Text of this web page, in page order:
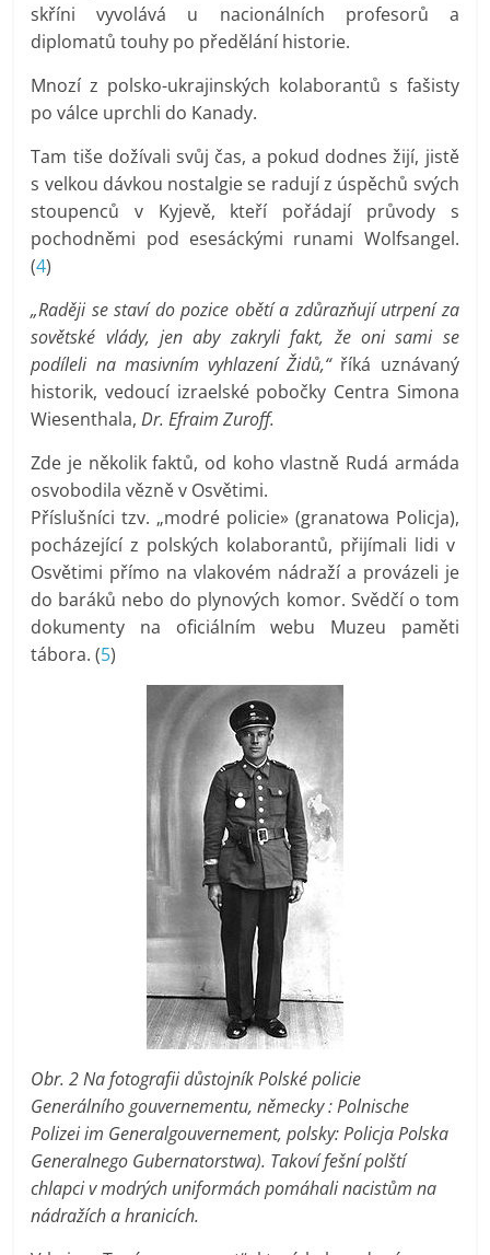
skříni vyvolává u nacionálních profesorů a
diplomatů touhy po předělání historie.
Mnozí z polsko-ukrajinských kolaborantů s fašisty
po válce uprchli do Kanady.
Tam tiše dožívali svůj čas, a pokud dodnes žijí, jistě
s velkou dávkou nostalgie se radují z úspěchů svých
stoupenců v Kyjevě, kteří pořádají průvody s
pochodněmi pod esesáckými runami Wolfsangel.
(4)
„Raději se staví do pozice obětí a zdůrazňují utrpení za
sovětské vlády, jen aby zakryli fakt, že oni sami se
podíleli na masivním vyhlazení Židů,“říká uznávaný
historik, vedoucí izraelské pobočky Centra Simona
Wiesenthala,Dr. Efraim Zuroff.
Zde je několik faktů, od koho vlastně Rudá armáda
osvobodila vězně v Osvětimi.
Příslušníci tzv. „modré policie» (granatowa Policja),
pocházející z polských kolaborantů, přijímali lidi v
Osvětimi přímo na vlakovém nádraží a provázeli je
do baráků nebo do plynových komor. Svědčí o tom
dokumenty na oficiálním webu Muzeu paměti
tábora. (5)
Obr. 2 Na fotografii důstojník Polské policie
Generálního gouvernementu, německy : Polnische
Polizei im Generalgouvernement, polsky: Policja Polska
Generalnego Gubernatorstwa). Takoví fešní polští
chlapci v modrých uniformách pomáhali nacistům na
nádražích a hranicích.